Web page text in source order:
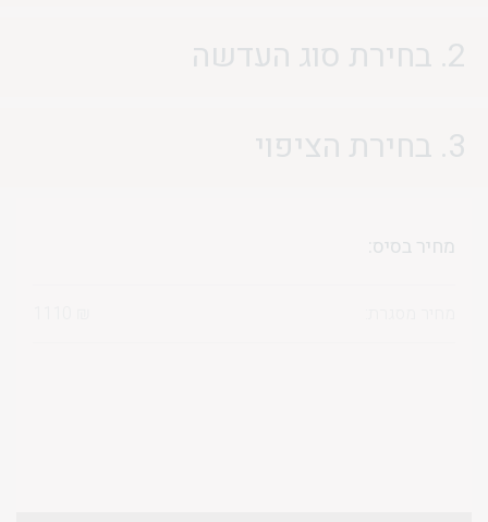
2. בחירת סוג העדשה
3. בחירת הציפוי
מחיר בסיס: